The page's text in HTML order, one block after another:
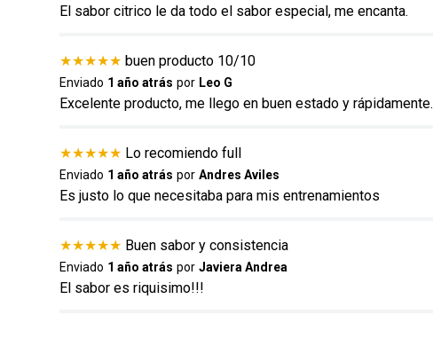
Tu nombre
Dirección de email
Escribe un comentario
ENVIAR COMENTARIO
El sabor citrico le da todo el sabor especial, me encanta.
★★★★★ buen producto 10/10
Enviado 1 año atrás por Leo G
Excelente producto, me llego en buen estado y rápidamente.
★★★★★ Lo recomiendo full
Enviado 1 año atrás por Andres Aviles
Es justo lo que necesitaba para mis entrenamientos
★★★★★ Buen sabor y consistencia
Enviado 1 año atrás por Javiera Andrea
El sabor es riquisimo!!!